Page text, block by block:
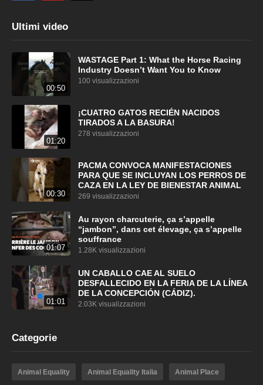
Ultimi video
00:50
WASTAGE Part 1: What the Horse Racing
Industry Doesn’t Want You to Know
100 visualizzazioni
01:20
¡CUATRO GATOS RECIÉN NACIDOS
TIRADOS A LA BASURA!
278 visualizzazioni
00:30
PACMA CONVOCA MANIFESTACIONES
PARA QUE SE INCLUYAN LOS PERROS DE
CAZA EN LA LEY DE BIENESTAR ANIMAL
269 visualizzazioni
01:07
Au rayon charcuterie, ça s’appelle
“jambon”, dans cet élevage, ça s’appelle
souffrance
1.28K visualizzazioni
01:01
UN CABALLO CAE AL SUELO
DESFALLECIDO EN LA FERIA DE LA LÍNEA
DE LA CONCEPCIÓN (CÁDIZ).
2.03K visualizzazioni
Categorie
Animal Equality Animal Equality Italia Animal Place